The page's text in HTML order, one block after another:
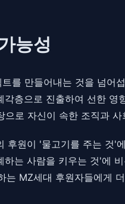
능성
를 만들어내는 것을 넘
층으로 진출하여 선한
로 자신이 속한 조직과
원이 '물고기를 주는
는 사람을 키우는 것'에
MZ세대 후원자들에게